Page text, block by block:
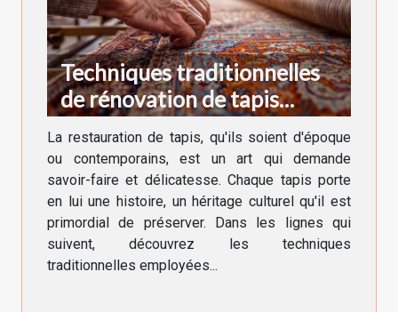
Techniques traditionnelles
de rénovation de tapis
anciens et modernes
La restauration de tapis, qu'ils soient d'époque
ou contemporains, est un art qui demande
savoir-faire et délicatesse. Chaque tapis porte
en lui une histoire, un héritage culturel qu'il est
primordial de préserver. Dans les lignes qui
suivent, découvrez les techniques
traditionnelles employées...